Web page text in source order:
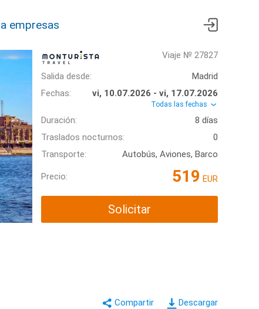
empresas
Viaje № 27827
Salida desde:
Madrid
Fechas:
vi, 10.07.2026 - vi, 17.07.2026
Todas las fechas
Duración:
8 días
Traslados nocturnos:
0
Transporte:
Autobús, Aviones, Barco
Precio: 519 EUR
Solicitar
Descargar